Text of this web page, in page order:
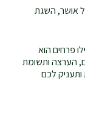
אושר, השגת
פרחים הוא
הערצה ותשומת
לכם